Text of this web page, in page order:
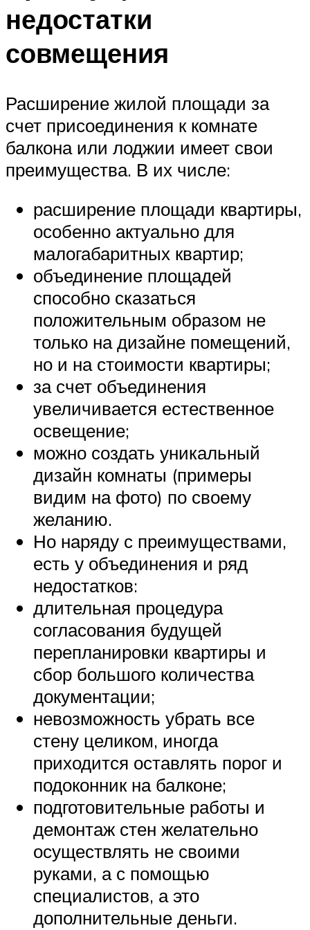
недостатки
совмещения
Расширение жилой площади за
счет присоединения к комнате
балкона или лоджии имеет свои
преимущества. В их числе:
расширение площади квартиры,
особенно актуально для
малогабаритных квартир;
объединение площадей
способно сказаться
положительным образом не
только на дизайне помещений,
но и на стоимости квартиры;
за счет объединения
увеличивается естественное
освещение;
можно создать уникальный
дизайн комнаты (примеры
видим на фото) по своему
желанию.
Но наряду с преимуществами,
есть у объединения и ряд
недостатков:
длительная процедура
согласования будущей
перепланировки квартиры и
сбор большого количества
документации;
невозможность убрать все
стену целиком, иногда
приходится оставлять порог и
подоконник на балконе;
подготовительные работы и
демонтаж стен желательно
осуществлять не своими
руками, а с помощью
специалистов, а это
дополнительные деньги.